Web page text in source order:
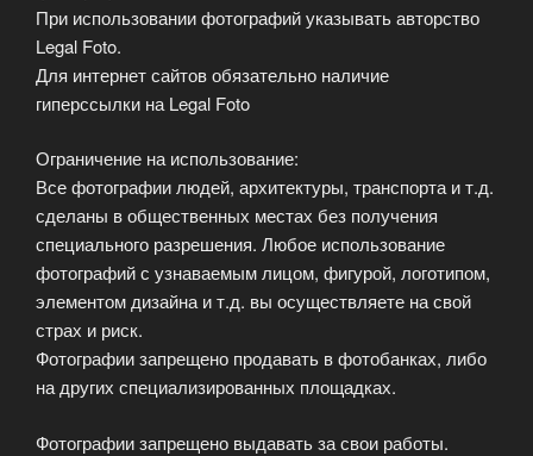
При использовании фотографий указывать авторство
Legal Foto.
Для интернет сайтов обязательно наличие
гиперссылки на Legal Foto
Ограничение на использование:
Все фотографии людей, архитектуры, транспорта и т.д.
сделаны в общественных местах без получения
специального разрешения. Любое использование
фотографий с узнаваемым лицом, фигурой, логотипом,
элементом дизайна и т.д. вы осуществляете на свой
страх и риск.
Фотографии запрещено продавать в фотобанках, либо
на других специализированных площадках.
Фотографии запрещено выдавать за свои работы.